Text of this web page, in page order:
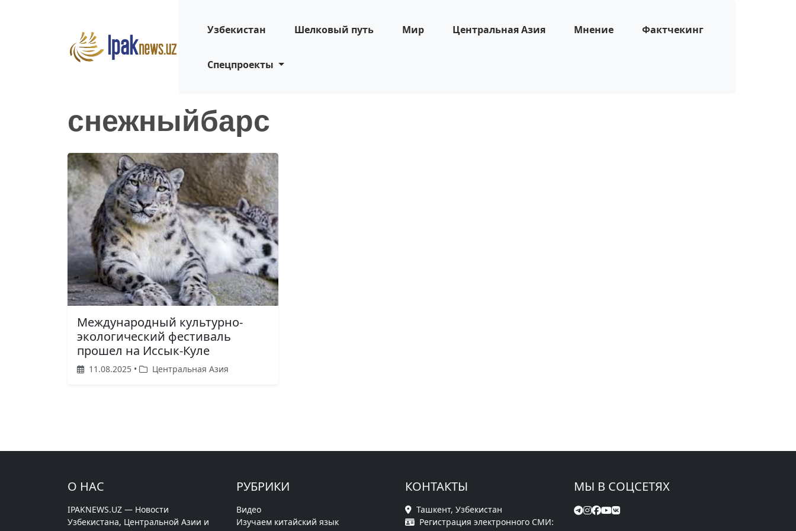
Узбекистан Шелковый путь Мир Центральная Азия Мнение Фактчекинг
Спецпроекты
снежныйбарс
Международный культурно-
экологический фестиваль
прошел на Иссык-Куле
11.08.2025 • Центральная Азия
О НАС
IPAKNEWS.UZ — Новости
Узбекистана, Центральной Азии и
РУБРИКИ
Видео
Изучаем китайский язык
КОНТАКТЫ
Ташкент, Узбекистан
Регистрация электронного СМИ:
МЫ В СОЦСЕТЯХ